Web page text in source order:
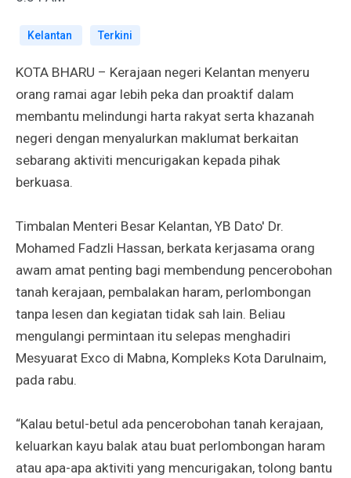
Kelantan Terkini
KOTA BHARU – Kerajaan negeri Kelantan menyeru
orang ramai agar lebih peka dan proaktif dalam
membantu melindungi harta rakyat serta khazanah
negeri dengan menyalurkan maklumat berkaitan
sebarang aktiviti mencurigakan kepada pihak
berkuasa.
Timbalan Menteri Besar Kelantan, YB Dato' Dr.
Mohamed Fadzli Hassan, berkata kerjasama orang
awam amat penting bagi membendung pencerobohan
tanah kerajaan, pembalakan haram, perlombongan
tanpa lesen dan kegiatan tidak sah lain. Beliau
mengulangi permintaan itu selepas menghadiri
Mesyuarat Exco di Mabna, Kompleks Kota Darulnaim,
pada rabu.
“Kalau betul-betul ada pencerobohan tanah kerajaan,
keluarkan kayu balak atau buat perlombongan haram
atau apa-apa aktiviti yang mencurigakan, tolong bantu